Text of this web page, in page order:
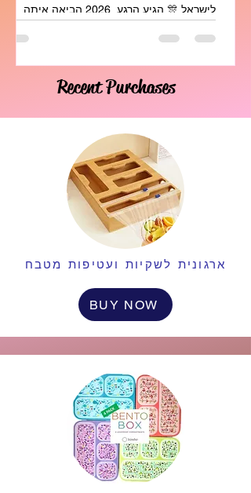
לישראל 🎊 הגיע הרגע, 2026 הביאה איתה
לעמוד בתורים ולפשפש בחנויות . בזכות
כפיים 👏 מדריך ההזמנה מ-Primark UK –
שיפטנבול השירות רק ללקוחות שיפטנבול עם
יוזר במערכת לא רשומים? תירשמו כאן היכנסו
לאתר:www.primark.com בחרו מדינה ואזור:
למעלה באת
Recent Purchases
ארגונית לשקיות ועטיפות מטבח
BUY NOW